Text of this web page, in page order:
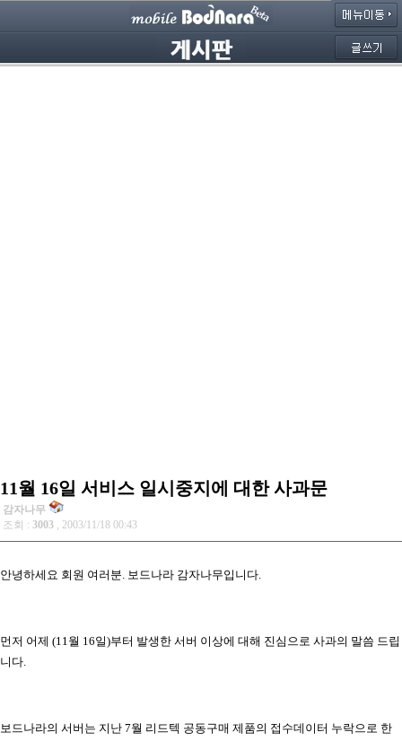
11월 16일 서비스 일시중지에 대한 사과문
감자나무
조회 : 3003 , 2003/11/18 00:43
안녕하세요 회원 여러분. 보드나라 감자나무입니다.
먼저 어제 (11월 16일)부터 발생한 서버 이상에 대해 진심으로 사과의 말씀 드립
니다.
보드나라의 서버는 지난 7월 리드텍 공동구매 제품의 접수데이터 누락으로 한